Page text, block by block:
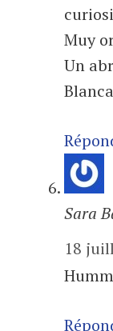
Muy
Un
Sara
18